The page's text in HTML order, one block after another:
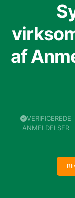
af
VERIFICEREDE
ANMELDELSER